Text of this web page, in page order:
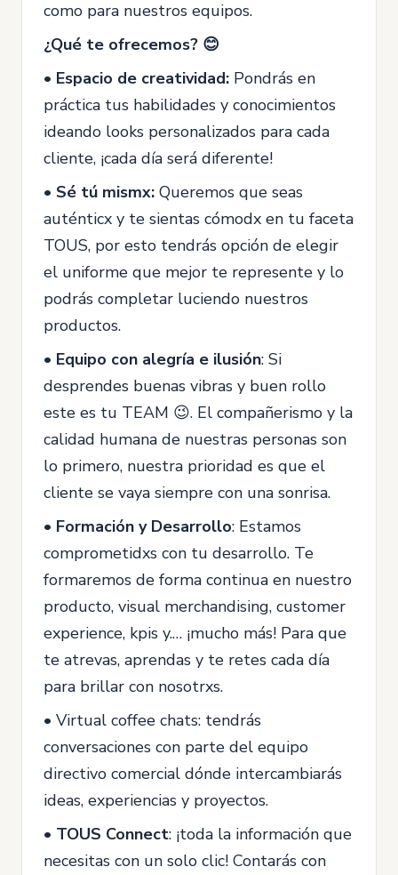
como para nuestros equipos.
¿Qué te ofrecemos? 😊
• Espacio de creatividad: Pondrás en
práctica tus habilidades y conocimientos
ideando looks personalizados para cada
cliente, ¡cada día será diferente!
• Sé tú mismx: Queremos que seas
auténticx y te sientas cómodx en tu faceta
TOUS, por esto tendrás opción de elegir
el uniforme que mejor te represente y lo
podrás completar luciendo nuestros
productos.
• Equipo con alegría e ilusión: Si
desprendes buenas vibras y buen rollo
este es tu TEAM 😉. El compañerismo y la
calidad humana de nuestras personas son
lo primero, nuestra prioridad es que el
cliente se vaya siempre con una sonrisa.
• Formación y Desarrollo: Estamos
comprometidxs con tu desarrollo. Te
formaremos de forma continua en nuestro
producto, visual merchandising, customer
experience, kpis y.… ¡mucho más! Para que
te atrevas, aprendas y te retes cada día
para brillar con nosotrxs.
• Virtual coffee chats: tendrás
conversaciones con parte del equipo
directivo comercial dónde intercambiarás
ideas, experiencias y proyectos.
• TOUS Connect: ¡toda la información que
necesitas con un solo clic! Contarás con